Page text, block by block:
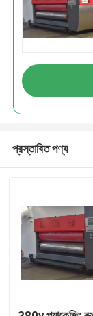
প্রস্তাবিত পণ্য